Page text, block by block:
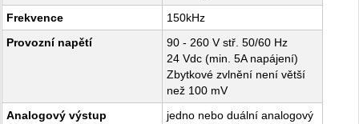
Frekvence
150kHz
Provozní napětí
90 - 260 V stř. 50/60 Hz
24 Vdc (min. 5A napájení)
Zbytkové zvlnění není větší
než 100 mV
Analogový výstup
jedno nebo duální analogový